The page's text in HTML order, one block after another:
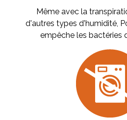
Même avec la
d'autres types d'humidité,
empêche les bactéries